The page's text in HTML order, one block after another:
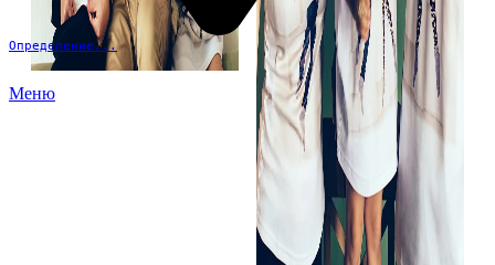
Определение...
Меню